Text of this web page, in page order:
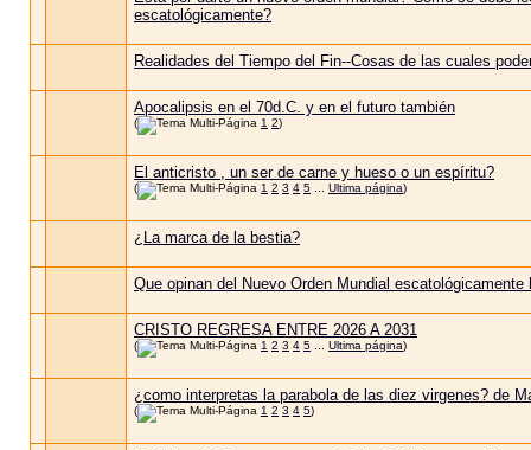
escatológicamente?
Realidades del Tiempo del Fin--Cosas de las cuales
Apocalipsis en el 70d.C. y en el futuro también
( 1 2)
El anticristo , un ser de carne y hueso o un espíritu?
( 1 2 3 4 5 Ultima página)
¿La marca de la bestia?
Que opinan del Nuevo Orden Mundial escatológicamente
CRISTO REGRESA ENTRE 2026 A 2031
( 1 2 3 4 5 Ultima página)
¿como interpretas la parabola de las diez virgenes? de
( 1 2 3 4 5)